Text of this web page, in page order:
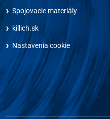
Spojovacie materiály
killich.sk
Nastavenia cookie